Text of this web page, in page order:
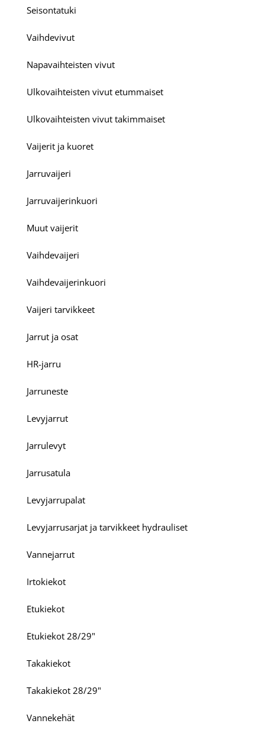
Seisontatuki
Vaihdevivut
Napavaihteisten vivut
Ulkovaihteisten vivut etummaiset
Ulkovaihteisten vivut takimmaiset
Vaijerit ja kuoret
Jarruvaijeri
Jarruvaijerinkuori
Muut vaijerit
Vaihdevaijeri
Vaihdevaijerinkuori
Vaijeri tarvikkeet
Jarrut ja osat
HR-jarru
Jarruneste
Levyjarrut
Jarrulevyt
Jarrusatula
Levyjarrupalat
Levyjarrusarjat ja tarvikkeet hydrauliset
Vannejarrut
Irtokiekot
Etukiekot
Etukiekot 28/29"
Takakiekot
Takakiekot 28/29"
Vannekehät